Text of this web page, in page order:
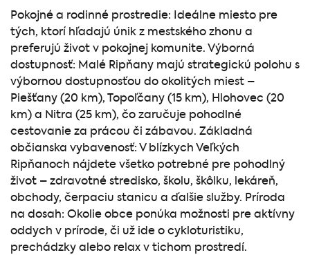
Pokojné a rodinné prostredie: Ideálne miesto pre
tých, ktorí hľadajú únik z mestského zhonu a
preferujú život v pokojnej komunite. Výborná
dostupnosť: Malé Ripňany majú strategickú polohu s
výbornou dostupnosťou do okolitých miest –
Piešťany (20 km), Topoľčany (15 km), Hlohovec (20
km) a Nitra (25 km), čo zaručuje pohodlné
cestovanie za prácou či zábavou. Základná
občianska vybavenosť: V blízkych Veľkých
Ripňanoch nájdete všetko potrebné pre pohodlný
život – zdravotné stredisko, školu, škôlku, lekáreň,
obchody, čerpaciu stanicu a ďalšie služby. Príroda
na dosah: Okolie obce ponúka možnosti pre aktívny
oddych v prírode, či už ide o cykloturistiku,
prechádzky alebo relax v tichom prostredí.